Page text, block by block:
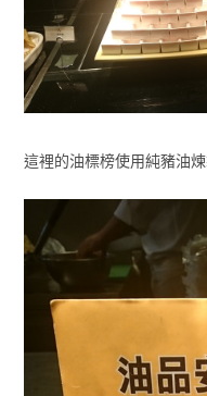
這裡的油標榜使用純豬油